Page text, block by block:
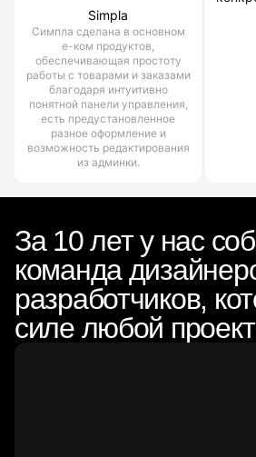
Simpla
Симпла сделана в основном
е-ком продуктов,
обеспечивающая простоту
работы с товарами и заказами
благодаря интуитивно
понятной панели управления,
есть предустановленное
разное оформление и
возможность редактирования
из админки.
За 10 лет у нас
команда
разработчиков,
силе любой проект